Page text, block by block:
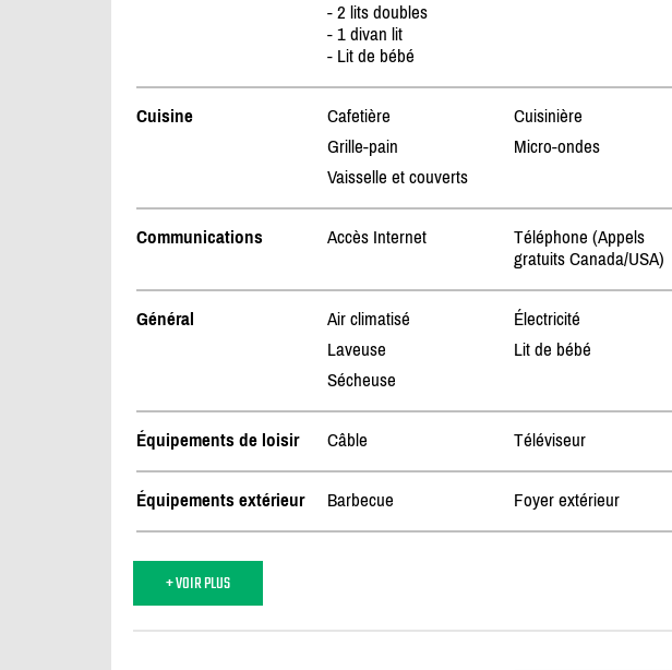
- 2 lits doubles
- 1 divan lit
- Lit de bébé
Cuisine Cafetière Cuisinière
Grille-pain
Micro-ondes
Vaisselle et couverts
Communications Accès Internet
Téléphone (Appels
gratuits Canada/USA)
Général Air climatisé Électricité
Laveuse
Lit de bébé
Sécheuse
Équipements de loisir Câble Téléviseur
Équipements extérieur Barbecue Foyer extérieur
+ VOIR PLUS